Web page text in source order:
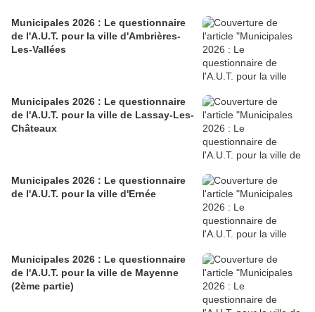
Municipales 2026 : Le questionnaire
de l'A.U.T. pour la ville d'Ambrières-
Les-Vallées
Municipales 2026 : Le questionnaire
de l'A.U.T. pour la ville de Lassay-Les-
Châteaux
Municipales 2026 : Le questionnaire
de l'A.U.T. pour la ville d'Ernée
Municipales 2026 : Le questionnaire
de l'A.U.T. pour la ville de Mayenne
(2ème partie)